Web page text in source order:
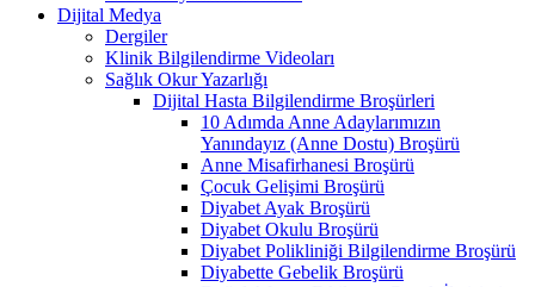
Dijital Medya
Dergiler
Klinik Bilgilendirme Videoları
Sağlık Okur Yazarlığı
Dijital Hasta Bilgilendirme Broşürleri
10 Adımda Anne Adaylarımızın
Yanındayız (Anne Dostu) Broşürü
Anne Misafirhanesi Broşürü
Çocuk Gelişimi Broşürü
Diyabet Ayak Broşürü
Diyabet Okulu Broşürü
Diyabet Polikliniği Bilgilendirme Broşürü
Diyabette Gebelik Broşürü